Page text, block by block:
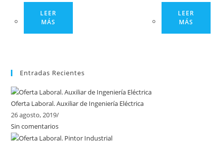
LEER
MÁS
LEER
MÁS
Entradas Recientes
Oferta Laboral. Auxiliar de Ingeniería Eléctrica
26 agosto, 2019/
Sin comentarios